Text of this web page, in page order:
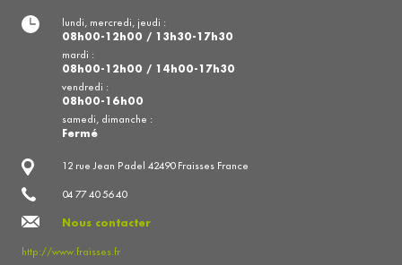
12 rue Jean Padel 42490 Fraisses France
04 77 40 56 40
Nous contacter
http://www.fraisses.fr
lundi, mercredi, jeudi :
08h00-12h00 / 13h30-17h30
mardi :
08h00-12h00 / 14h00-17h30
vendredi :
08h00-16h00
samedi, dimanche :
Fermé